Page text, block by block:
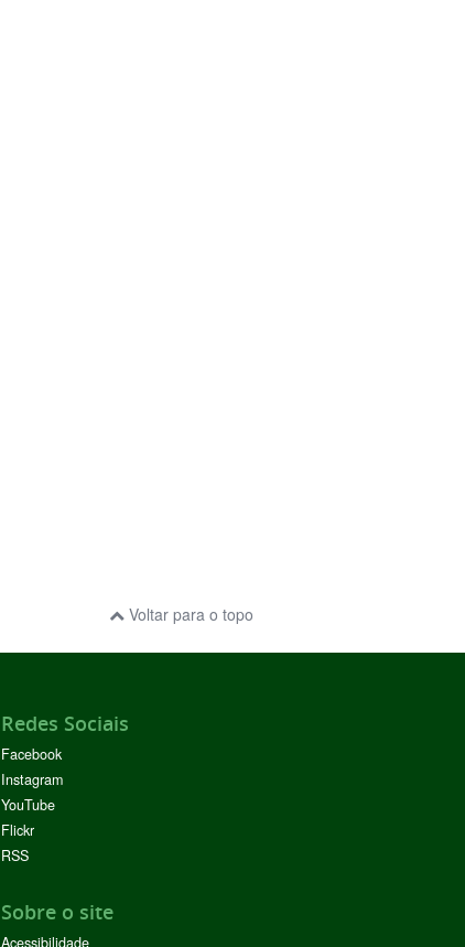
Voltar para o topo
Redes Sociais
Facebook
Instagram
YouTube
Flickr
RSS
Sobre o site